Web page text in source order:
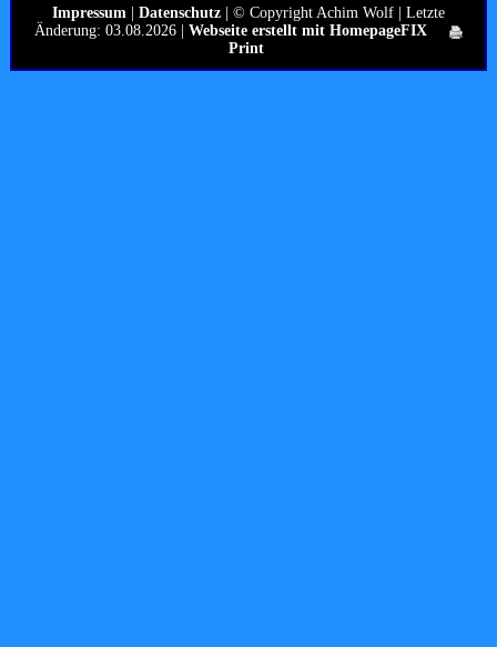
Impressum Datenschutz | © Copyright Achim Wolf | Letzte
Änderung: 03.08.2026 | Webseite erstellt mit HomepageFIX
Print